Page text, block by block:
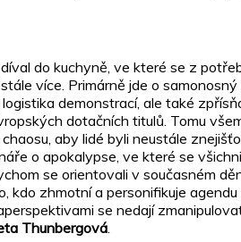
do kuchyně, ve které se z
více. Primárně jde o
demonstrací, ale také
dotačních titulů. Tomu
aby lidé byli neustále
o apokalypse, ve které se
se orientovali v současném
kdo zhmotní a personifikuje
se nedají
Thunbergová